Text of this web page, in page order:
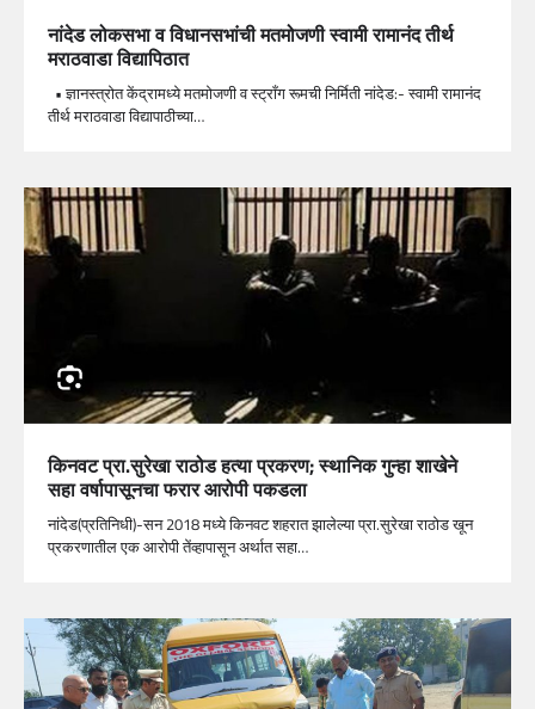
नांदेड लोकसभा व विधानसभांची मतमोजणी स्वामी रामानंद तीर्थ
मराठवाडा विद्यापिठात
• ज्ञानस्त्रोत केंद्रामध्ये मतमोजणी व स्ट्राँग रूमची निर्मिती नांदेड:- स्वामी रामानंद
तीर्थ मराठवाडा विद्यापाठीच्या…
किनवट प्रा.सुरेखा राठोड हत्या प्रकरण; स्थानिक गुन्हा शाखेने
सहा वर्षापासूनचा फरार आरोपी पकडला
नांदेड(प्रतिनिधी)-सन 2018 मध्ये किनवट शहरात झालेल्या प्रा.सुरेखा राठोड खून
प्रकरणातील एक आरोपी तेंव्हापासून अर्थात सहा…